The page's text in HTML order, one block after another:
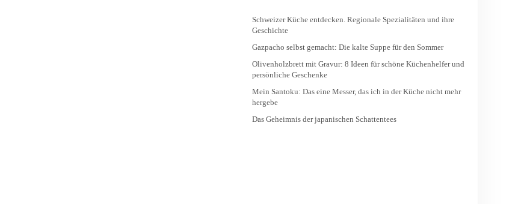
Schweizer Küche entdecken. Regionale Spezialitäten und ihre
Geschichte
Gazpacho selbst gemacht: Die kalte Suppe für den Sommer
Olivenholzbrett mit Gravur: 8 Ideen für schöne Küchenhelfer und
persönliche Geschenke
Mein Santoku: Das eine Messer, das ich in der Küche nicht mehr
hergebe
Das Geheimnis der japanischen Schattentees